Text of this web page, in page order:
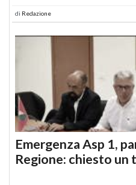
di Redazione
Emergenza Asp 1,
Regione: chiesto